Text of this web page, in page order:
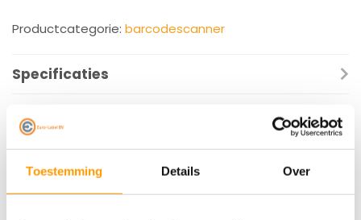
Toestemming Details Over
Productcategorie: barcodescanner
Specificaties
Reviews
Gerelateerde producten